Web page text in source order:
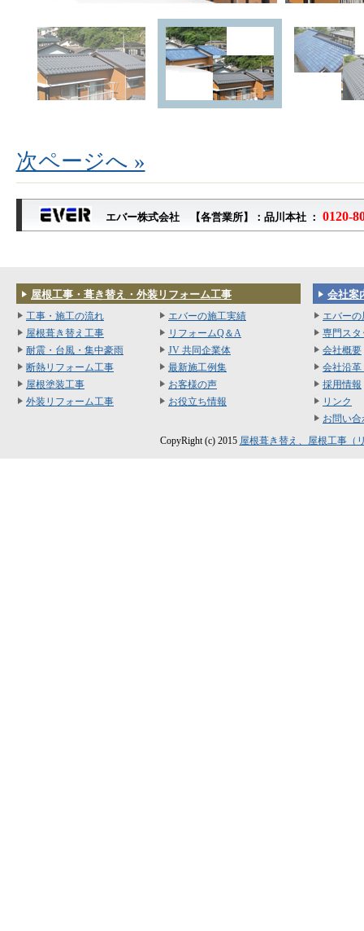
次ページへ »
エバー株式会社 【各営業所】：品川本社 ： 0120-
屋根工事・葺き替え・外装リフォーム工事
工事・施工の流れ
屋根葺き替え工事
耐震・台風・集中豪雨
断熱リフォーム工事
屋根塗装工事
外装リフォーム工事
エバーの施工実績
リフォームQ＆A
JV 共同企業体
最新施工例集
お客様の声
お役立ち情報
会社案
エバー
専門スタ
会社概要
会社沿革
採用情報
リンク
お問い合
CopyRight (c) 2015 屋根葺き替え、屋根工事（